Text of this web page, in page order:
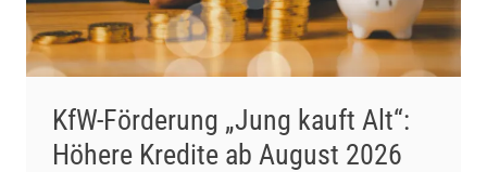
KfW-Förderung „Jung kauft Alt“:
Höhere Kredite ab August 2026